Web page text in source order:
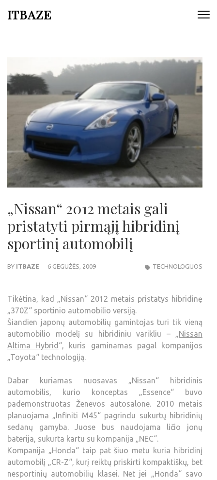
ITBAZE
„Nissan“ 2012 metais gali
pristatyti pirmąjį hibridinį
sportinį automobilį
BY ITBAZE 6 GEGUŽĖS, 2009 TECHNOLOGIJOS
Tikėtina, kad „Nissan“ 2012 metais pristatys hibridinę
„370Z“ sportinio automobilio versiją.
Šiandien japonų automobilių gamintojas turi tik vieną
automobilio modelį su hibridiniu varikliu – „Nissan
Altima Hybrid “, kuris gaminamas pagal kompanijos
„Toyota“ technologiją.
Dabar kuriamas nuosavas „Nissan“ hibridinis
automobilis, kurio konceptas „Essence“ buvo
pademonstruotas Ženevos autosalone. 2010 metais
planuojama „Infiniti M45“ pagrindu sukurtų hibridinių
sedanų gamyba. Juose bus naudojama ličio jonų
baterija, sukurta kartu su kompanija „NEC“.
Kompanija „Honda“ taip pat šiuo metu kuria hibridinį
automobilį „CR-Z“, kurį reiktų priskirti kompaktiškų, bet
nesportinių automobilių klasei. Net jei „Honda“ savo